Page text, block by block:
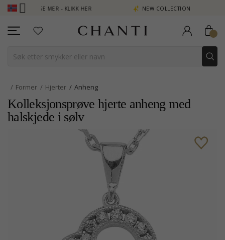
SE MER - KLIKK HER NEW COLLECTION | AURA
Former Hjerter Anheng
Kolleksjonsprøve hjerte anheng med
halskjede i sølv